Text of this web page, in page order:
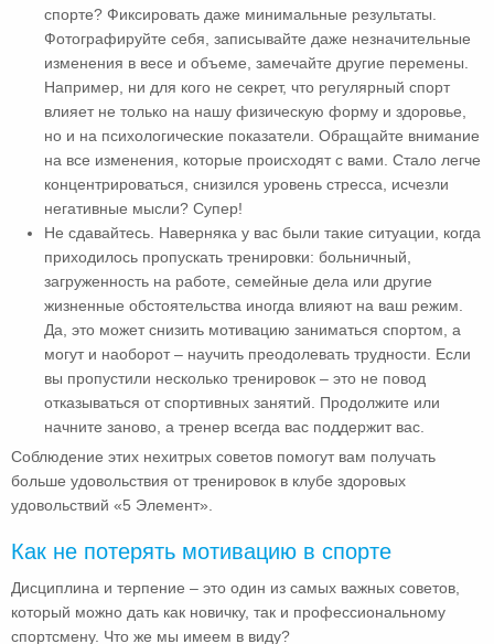
спорте? Фиксировать даже минимальные результаты.
Фотографируйте себя, записывайте даже незначительные
изменения в весе и объеме, замечайте другие перемены.
Например, ни для кого не секрет, что регулярный спорт
влияет не только на нашу физическую форму и здоровье,
но и на психологические показатели. Обращайте внимание
на все изменения, которые происходят с вами. Стало легче
концентрироваться, снизился уровень стресса, исчезли
негативные мысли? Супер!
Не сдавайтесь. Наверняка у вас были такие ситуации, когда
приходилось пропускать тренировки: больничный,
загруженность на работе, семейные дела или другие
жизненные обстоятельства иногда влияют на ваш режим.
Да, это может снизить мотивацию заниматься спортом, а
могут и наоборот – научить преодолевать трудности. Если
вы пропустили несколько тренировок – это не повод
отказываться от спортивных занятий. Продолжите или
начните заново, а тренер всегда вас поддержит вас.
Соблюдение этих нехитрых советов помогут вам получать
больше удовольствия от тренировок в клубе здоровых
удовольствий «5 Элемент».
Как не потерять мотивацию в спорте
Дисциплина и терпение – это один из самых важных советов,
который можно дать как новичку, так и профессиональному
спортсмену. Что же мы имеем в виду?